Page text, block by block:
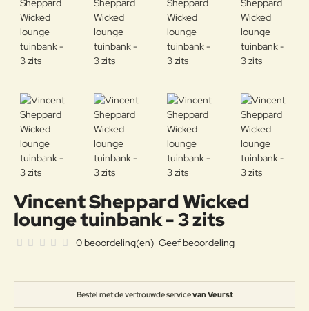
Vincent Sheppard Wicked
lounge tuinbank - 3 zits
Bestel met de vertrouwde servicevan Veurst
0 beoordeling(en) Geef beoordeling